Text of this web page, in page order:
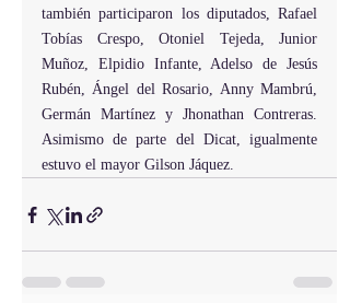
también participaron los diputados, Rafael
Tobías Crespo, Otoniel Tejeda, Junior
Muñoz, Elpidio Infante, Adelso de Jesús
Rubén, Ángel del Rosario, Anny Mambrú,
Germán Martínez y Jhonathan Contreras.
Asimismo de parte del Dicat, igualmente
estuvo el mayor Gilson Jáquez.